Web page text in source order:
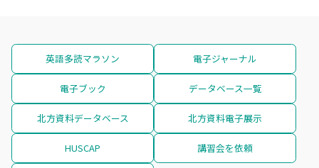
英語多読マラソン 電子ジャーナル
電子ブック データベース一覧
北方資料データベース 北方資料電子展示
HUSCAP 講習会を依頼